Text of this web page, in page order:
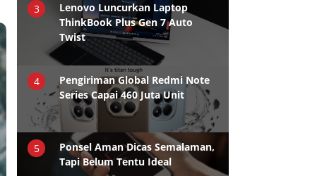
3
Lenovo Luncurkan Laptop
ThinkBook Plus Gen 7 Auto
Twist
4
Pengiriman Global Redmi Note
Series Capai 460 Juta Unit
5
Ponsel Aman Dicas Semalaman,
Tapi Belum Tentu Ideal